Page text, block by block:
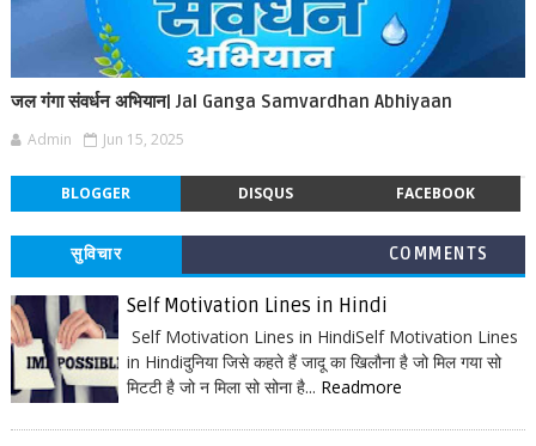
जल गंगा संवर्धन अभियान| Jal Ganga Samvardhan Abhiyaan
Admin Jun 15, 2025
BLOGGER DISQUS FACEBOOK
सुविचार COMMENTS
Self Motivation Lines in Hindi
Self Motivation Lines in HindiSelf Motivation Lines
in Hindiदुनिया जिसे कहते हैं जादू का खिलौना है जो मिल गया सो
मिटटी है जो न मिला सो सोना है... Readmore